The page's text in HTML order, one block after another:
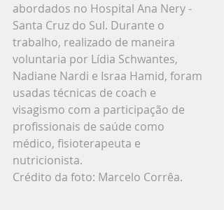
abordados no Hospital Ana Nery -
Santa Cruz do Sul. Durante o
trabalho, realizado de maneira
voluntaria por Lídia Schwantes,
Nadiane Nardi e Israa Hamid, foram
usadas técnicas de coach e
visagismo com a participação de
profissionais de saúde como
médico, fisioterapeuta e
nutricionista.
Crédito da foto: Marcelo Corrêa.